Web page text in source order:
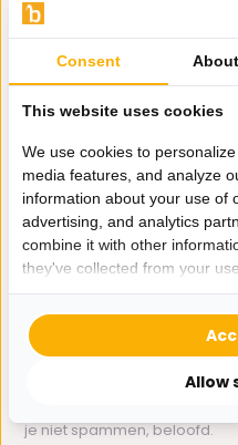
Hulp
Wij zitten
0162-
je niet spammen, beloofd.
Consent
This website uses cookies
We use cookies to
media features, and analyze
information about your use of
advertising, and analytics
combine it with other
they've collected from your
Allow